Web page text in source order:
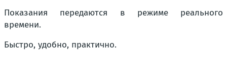
Показания передаются в режиме реального
времени.
Быстро, удобно, практично.